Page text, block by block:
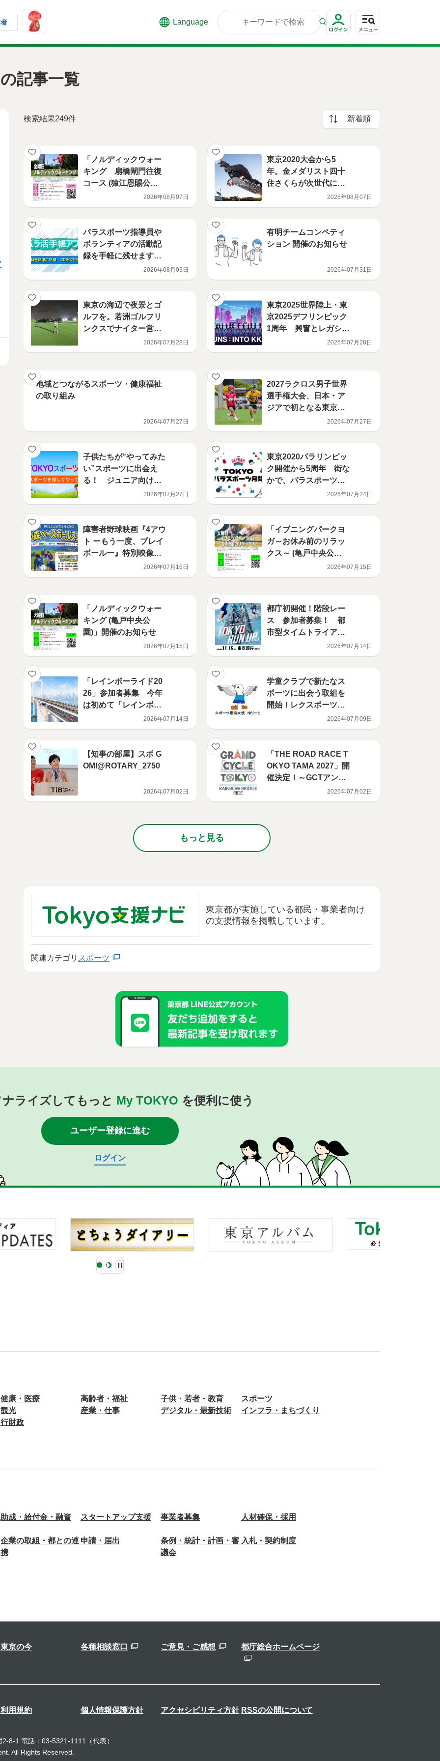
Language
記事一覧
検索結果249件 新着順
「ノルディックウォー
キング 扇橋閘門往復
コース (猿江恩賜公
園)」開催のお知らせ2026年08月07日
東京2020大会から5
年。金メダリスト四十
住さくらが次世代につ
なぐ、スケートボード
の未来【TOKYO UPD
2026年08月07日
パラスポーツ指導員や
ボランティアの活動記
録を手軽に残せます
「TOKYOパラ活手帳ア
プリ」運用開始！！
2026年08月03日
有明チームコンペティ
ション 開催のお知らせ
2026年07月31日
東京の海辺で夜景とゴ
ルフを。若洲ゴルフリ
ンクスでナイター営業
2026年07月28日
東京2025世界陸上・東
京2025デフリンピック
1周年 興奮とレガシー
を未来へ繋ぐ記念イベ
ント「RUNS：INTO K
2026年07月28日
地域とつながるスポーツ・健康福祉
の取り組み
2026年07月27日
2027ラクロス男子世界
選手権大会、日本・ア
ジアで初となる東京開
催決定！ 大井ホッケー
競技場がメイン会場
2026年07月27日
子供たちが“やってみた
い”スポーツに出会え
る！ ジュニア向けス
ポーツ教室・イベント
情報を紹介する特設ウ
の！TOKYOスポーツた
んけんひろば」を開設‼
2026年07月27日
東京2020パラリンピッ
ク開催から5周年 街な
かで、パラスポーツに
出会う夏。8月・9月に
「TOKYOパラスポーツ
2026年07月24日
障害者野球映画『4アウ
ト ーもう一度、プレイ
ボールー』特別映像上
映イベント スポーツ
を、みんなで楽しも
月19日（土曜日）15時
00分～19時30分
2026年07月16日
「イブニングパークヨ
ガ～お休み前のリラッ
クス～ (亀戸中央公
園)」開催のお知らせ2026年07月15日
「ノルディックウォー
キング (亀戸中央公
園)」開催のお知らせ
2026年07月15日
都庁初開催！階段レー
ス 参加者募集！ 都
市型タイムトライアル
レースで東京を一気に
駆け上がる 2026年11
京都庁
2026年07月14日
「レインボーライド20
26」参加者募集 今年
は初めて「レインボー
ブリッジラン2026」も
開催
2026年07月14日
学童クラブで新たなス
ポーツに出会う取組を
開始！レクスポーツ普
2026年07月09日
【知事の部屋】スポ G
OMI@ROTARY_2750
2026年07月02日
「THE ROAD RACE T
OKYO TAMA 2027」開
催決定！～GCTアンバ
サダーは稲村亜美さ
ん、武井壮さん～自転
送開始！【GRAND CY
CLE TOKYO】
2026年07月02日
もっと見る
東京都が実施している都民・事業者向け
の支援情報を掲載しています。
関連カテゴリ スポーツ
ライズしてもっと My TOKYO を便利に使う
ユーザー登録に進む
ログイン
健康・医療 高齢者・福祉 子供・若者・教育
スポーツ
観光
産業・仕事 デジタル・最新技術
インフラ・まちづくり
行財政
助成・給付金・融資 スタートアップ支援 事業者募集 人材確保・採用
企業の取組・都との連
携
申請・届出
条例・統計・計画・審
議会
入札・契約制度
東京の今 各種相談窓口 ご意見・ご感想 都庁総合ホームページ
利用規約 個人情報保護方針 アクセシビリティ方針 RSSの公開について
2-8-1 電話：03-5321-1111（代表）
All Rights Reserved.